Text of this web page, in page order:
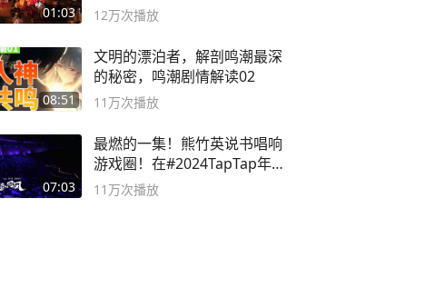
01:03 12万次播放
08:51
文明的漂泊者，解剖鸣潮最深
的秘密，鸣潮剧情解读02
11万次播放
07:03
最燃的一集！熊竹英说书唱响
游戏圈！在#2024TapTap年
度游戏大赏
11万次播放